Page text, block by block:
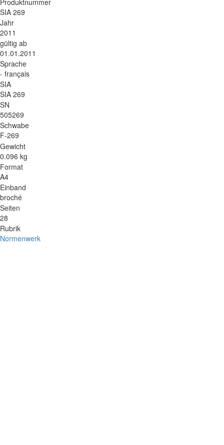
Produktnummer
SIA 269
Jahr
2011
gültig ab
01.01.2011
Sprache
- français
SIA
SIA 269
SN
505269
Schwabe
F-269
Gewicht
0.096 kg
Format
A4
Einband
broché
Seiten
28
Rubrik
Normenwerk